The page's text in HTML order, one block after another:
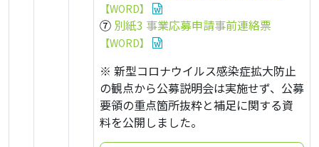
【WORD】
⑦ 別紙3 事業応募申請事前連絡票
【WORD】
※ 新型コロナウイルス感染症拡大防止
の観点から公募説明会は実施せず、公募
要領の重点箇所抜粋と補足に関する資
料を公開しました。